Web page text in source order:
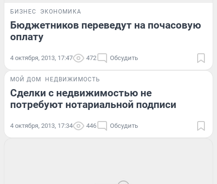
БИЗНЕС ЭКОНОМИКА
Бюджетников переведут на почасовую
оплату
4 октября, 2013, 17:47 472 Обсудить
МОЙ ДОМ НЕДВИЖИМОСТЬ
Сделки с недвижимостью не
потребуют нотариальной подписи
4 октября, 2013, 17:34 446 Обсудить